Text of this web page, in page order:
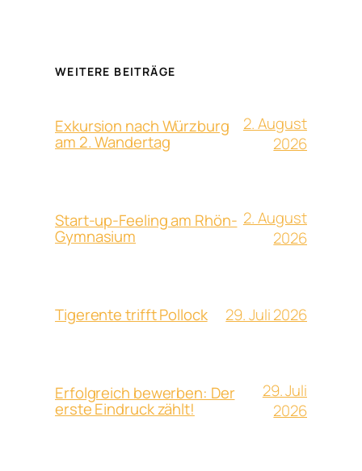
WEITERE BEITRÄGE
Exkursion nach Würzburg
am 2. Wandertag
2. August
2026
Start-up-Feeling am Rhön-
Gymnasium
2. August
2026
Tigerente trifft Pollock 29. Juli 2026
Erfolgreich bewerben: Der
erste Eindruck zählt!
29. Juli
2026